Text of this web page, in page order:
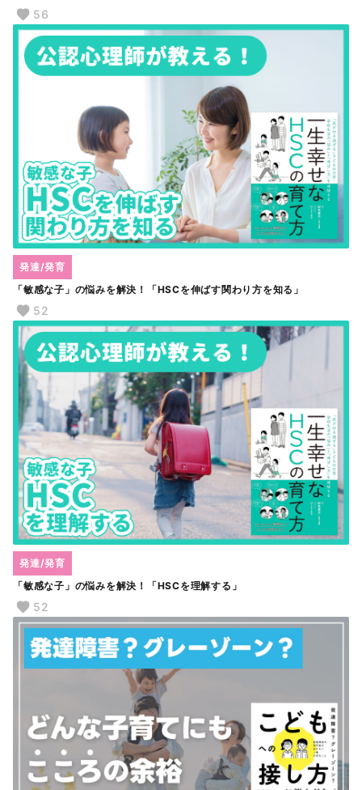
56
「敏感な子」の悩みを解決！「HSCを伸ばす関わり方を知る」
発達/発育
52
「敏感な子」の悩みを解決！「HSCを理解する」
発達/発育
52